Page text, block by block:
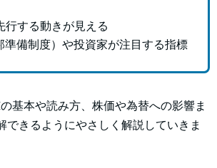
行する動きが見える
準備制度）や投資家が注目する指標
基本や読み方、株価や為替への影響ま
できるようにやさしく解説していきま